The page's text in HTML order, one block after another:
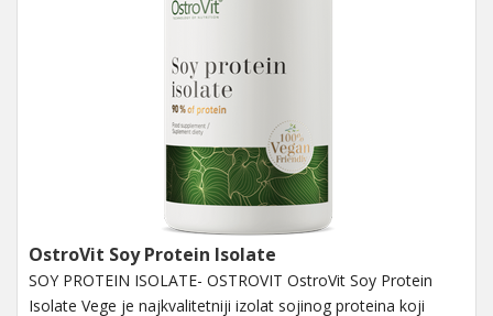
OstroVit Soy Protein Isolate
SOY PROTEIN ISOLATE- OSTROVIT OstroVit Soy Protein
Isolate Vege je najkvalitetniji izolat sojinog proteina koji